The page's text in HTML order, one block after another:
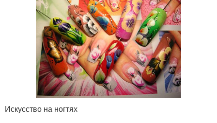
маникюр на короткие
ногти
Маникюр для коротких
ногтей
Иголка на ногтях Рисования на ногтях
Искусство на ногтях